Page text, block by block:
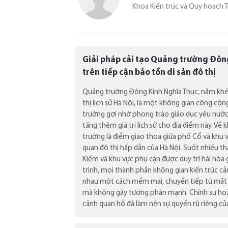
Khoa Kiến trúc và Quy hoạch
Giải pháp cải tạo Quảng trường
trên tiếp cận bảo tồn di sản đô thị
Quảng trường Đông Kinh Nghĩa Thục, nằm
thị lịch sử Hà Nội, là một không gian công
trường gợi nhớ phong trào giáo dục yêu nước
tăng thêm giá trị lịch sử cho địa điểm này. Về
trường là điểm giao thoa giữa phố Cổ và khu
quan đô thị hấp dẫn của Hà Nội. Suốt nhiều
Kiếm và khu vực phụ cận được duy trì hài
trình, mọi thành phần không gian kiến trúc
nhau một cách mềm mại, chuyển tiếp từ
mà không gây tương phản mạnh. Chính sự
cảnh quan hồ đã làm nên sự quyến rũ riêng